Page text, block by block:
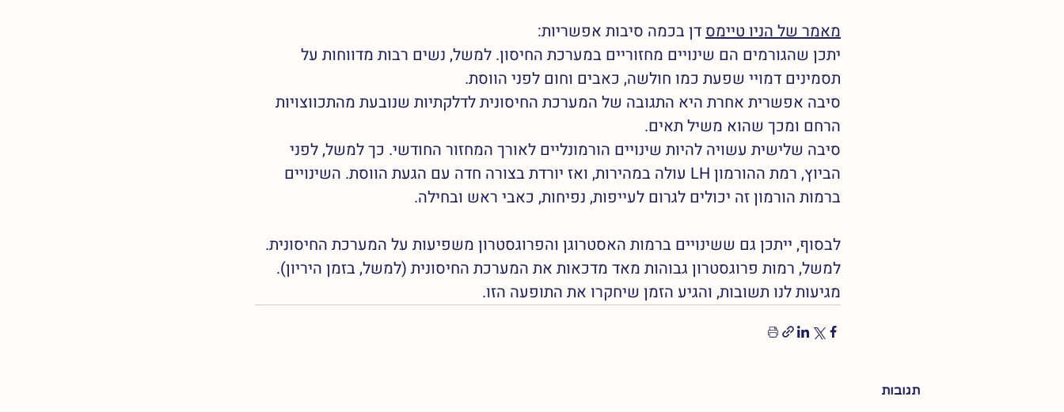
מאמר של הניו טיימס דן בכמה סיבות אפשריות:
יתכן שהגורמים הם שינויים מחזוריים במערכת החיסון. למשל, נשים רבות מדווחות על
תסמינים דמויי שפעת כמו חולשה, כאבים וחום לפני הווסת.
סיבה אפשרית אחרת היא התגובה של המערכת החיסונית לדלקתיות שנובעת מהתכווצויות
הרחם ומכך שהוא משיל תאים.
סיבה שלישית עשויה להיות שינויים הורמונליים לאורך המחזור החודשי. כך למשל, לפני
הביוץ, רמת ההורמון LH עולה במהירות, ואז יורדת בצורה חדה עם הגעת הווסת. השינויים
ברמות הורמון זה יכולים לגרום לעייפות, נפיחות, כאבי ראש ובחילה.
לבסוף, ייתכן גם ששינויים ברמות האסטרוגן והפרוגסטרון משפיעות על המערכת החיסונית.
למשל, רמות פרוגסטרון גבוהות מאד מדכאות את המערכת החיסונית (למשל, בזמן היריון).
מגיעות לנו תשובות, והגיע הזמן שיחקרו את התופעה הזו.
תגובות